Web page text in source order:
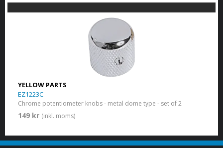
YELLOW PARTS
EZ1223C
Chrome potentiometer knobs - metal dome type - set of 2
149 kr (inkl. moms)